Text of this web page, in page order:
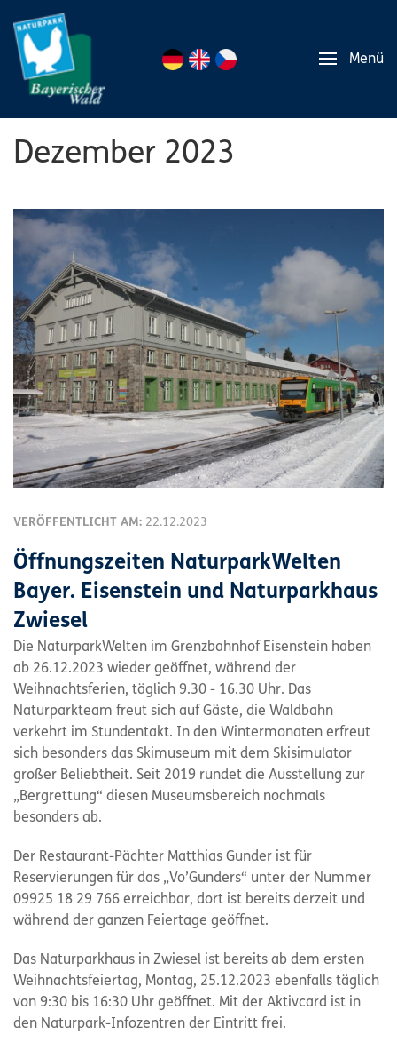
Menü
Dezember 2023
VERÖFFENTLICHT AM: 22.12.2023
Öffnungszeiten NaturparkWelten
Bayer. Eisenstein und Naturparkhaus
Zwiesel
Die NaturparkWelten im Grenzbahnhof Eisenstein haben
ab 26.12.2023 wieder geöffnet, während der
Weihnachtsferien, täglich 9.30 - 16.30 Uhr. Das
Naturparkteam freut sich auf Gäste, die Waldbahn
verkehrt im Stundentakt. In den Wintermonaten erfreut
sich besonders das Skimuseum mit dem Skisimulator
großer Beliebtheit. Seit 2019 rundet die Ausstellung zur
„Bergrettung“ diesen Museumsbereich nochmals
besonders ab.
Der Restaurant-Pächter Matthias Gunder ist für
Reservierungen für das „Vo’Gunders“ unter der Nummer
09925 18 29 766 erreichbar, dort ist bereits derzeit und
während der ganzen Feiertage geöffnet.
Das Naturparkhaus in Zwiesel ist bereits ab dem ersten
Weihnachtsfeiertag, Montag, 25.12.2023 ebenfalls täglich
von 9:30 bis 16:30 Uhr geöffnet. Mit der Aktivcard ist in
den Naturpark-Infozentren der Eintritt frei.